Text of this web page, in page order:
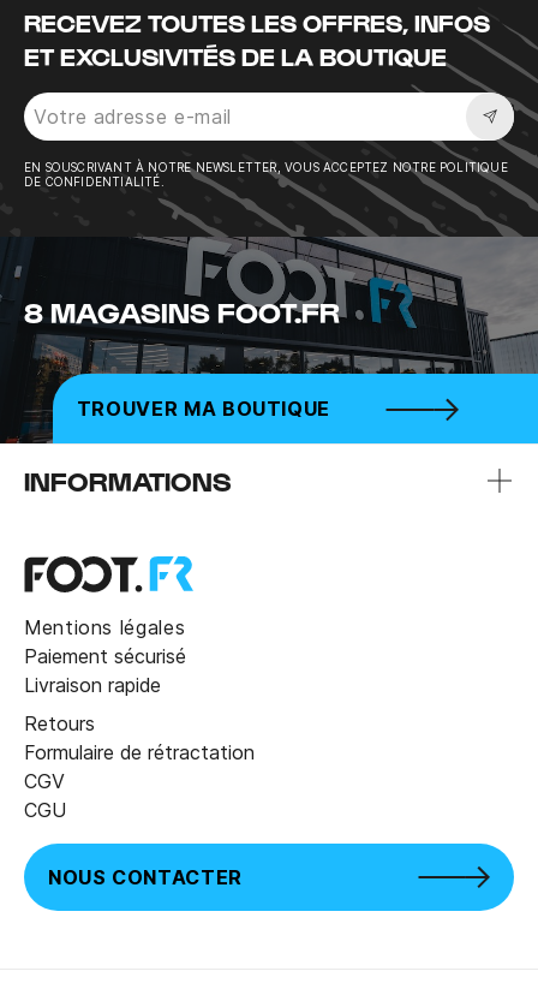
RECEVEZ TOUTES LES OFFRES, INFOS
ET EXCLUSIVITÉS DE LA BOUTIQUE
EN SOUSCRIVANT À NOTRE NEWSLETTER, VOUS ACCEPTEZ NOTRE POLITIQUE
DE CONFIDENTIALITÉ.
8 MAGASINS FOOT.FR
TROUVER MA BOUTIQUE
INFORMATIONS
Mentions légales
Paiement sécurisé
Livraison rapide
Retours
Formulaire de rétractation
CGV
CGU
NOUS CONTACTER